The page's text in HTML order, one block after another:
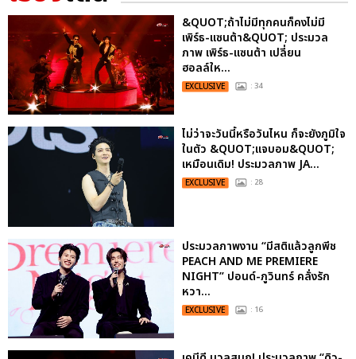
&QUOT;ถ้าไม่มีทุกคนก็คงไม่มี
เพิร์ธ-แซนต้า&QUOT; ประมวล
ภาพ เพิร์ธ-แซนต้า เปลี่ยน
ฮอลล์ให...
EXCLUSIVE : 34
ไม่ว่าจะวันนี้หรือวันไหน ก็จะยังภูมิใจ
ในตัว &QUOT;แจบอม&QUOT;
เหมือนเดิม! ประมวลภาพ JA...
EXCLUSIVE : 28
ประมวลภาพงาน “มีสติแล้วลูกพีช
PEACH AND ME PREMIERE
NIGHT” ปอนด์-ภูวินทร์ คลั่งรัก
หวา...
EXCLUSIVE : 16